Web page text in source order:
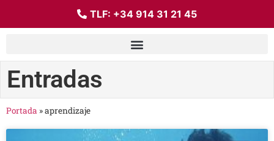
TLF: +34 914 31 21 45
Entradas
Portada »aprendizaje